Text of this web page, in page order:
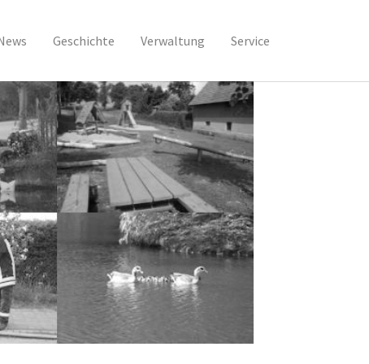
Geschichte Verwaltung Service